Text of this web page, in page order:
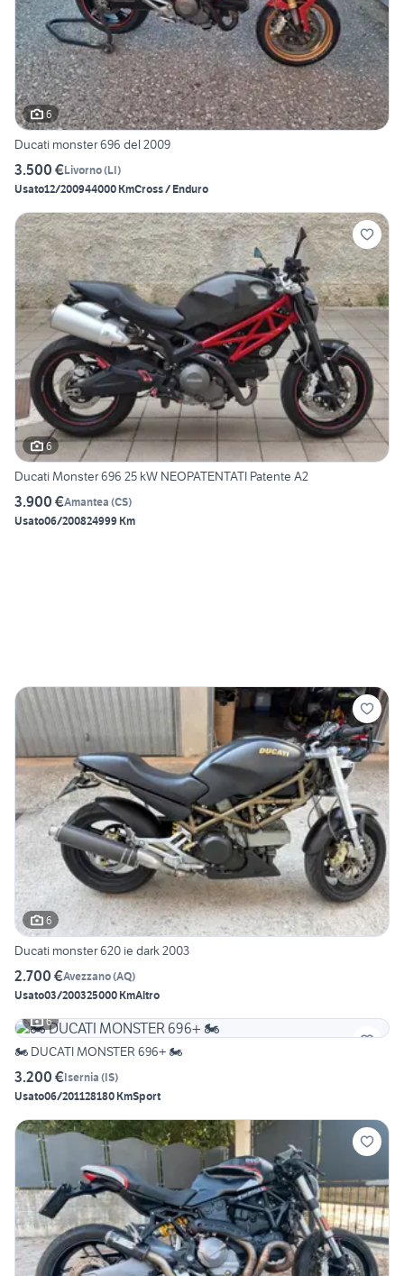
6
Ducati monster 696 del 2009
3.500 €Livorno(LI)
Usato12/200944000 KmCross / Enduro
6
Ducati Monster 696 25 kW NEOPATENTATI Patente A2
3.900 €Amantea (CS)
Usato06/200824999 Km
6
Ducati monster 620 ie dark 2003
2.700 €Avezzano(AQ)
Usato03/200325000 KmAltro
6
🏍️ DUCATI MONSTER 696+ 🏍️
3.200 €Isernia (IS)
Usato06/201128180 KmSport